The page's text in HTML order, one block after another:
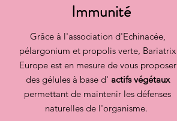
Immunité
Grâce à l'association d'Echinacée,
pélargonium et propolis verte, Bariatrix
Europe est en mesure de vous proposer
des gélules à base d' actifs végétaux
permettant de maintenir les défenses
naturelles de l'organisme.